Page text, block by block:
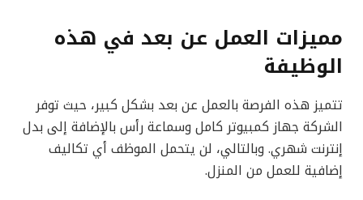
مميزات العمل عن بعد في هذه
الوظيفة
تتميز هذه الفرصة بالعمل عن بعد بشكل كبير، حيث توفر
الشركة جهاز كمبيوتر كامل وسماعة رأس بالإضافة إلى بدل
إنترنت شهري. وبالتالي، لن يتحمل الموظف أي تكاليف
إضافية للعمل من المنزل.